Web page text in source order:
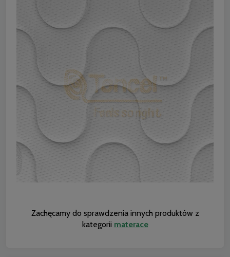
Zachęcamy do sprawdzenia innych produktów z
kategorii materace